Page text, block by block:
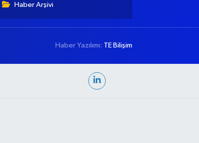
Haber Arşivi
Haber Yazılımı: TE Bilişim